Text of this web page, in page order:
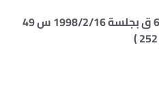
( الطعن رقم 24598 لسنة 65 ق بجلسة 1998/2/16 س 49